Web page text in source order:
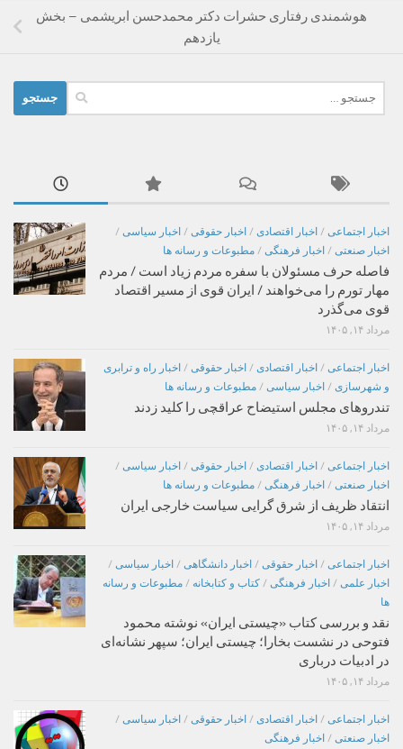
هوشمندی ‌رفتاری حشرات دکتر محمدحسن ابریشمى – بخش
یازدهم
برای:
اخبار اجتماعی / اخبار اقتصادی / اخبار حقوقی / اخبار سیاسی /
اخبار صنعتی / اخبار فرهنگی / مطبوعات و رسانه ها
فاصله حرف مسئولان با سفره مردم زیاد است / مردم
مهار تورم را می‌خواهند / ایران قوی از مسیر اقتصاد
قوی می‌گذرد
مرداد ۱۴, ۱۴۰۵
اخبار اجتماعی / اخبار اقتصادی / اخبار حقوقی / اخبار راه و ترابری
و شهرسازی / اخبار سیاسی / مطبوعات و رسانه ها
تندروهای مجلس استیضاح عراقچی را کلید زدند
مرداد ۱۴, ۱۴۰۵
اخبار اجتماعی / اخبار اقتصادی / اخبار حقوقی / اخبار سیاسی /
اخبار صنعتی / اخبار فرهنگی / مطبوعات و رسانه ها
انتقاد ظریف از شرق گرایی سیاست خارجی ایران
مرداد ۱۴, ۱۴۰۵
اخبار اجتماعی / اخبار حقوقی / اخبار دانشگاهی / اخبار سیاسی /
اخبار علمی / اخبار فرهنگی / کتاب و کتابخانه / مطبوعات و رسانه
ها
نقد و بررسی کتاب «چیستی ایران» نوشته محمود
فتوحی در نشست بخارا؛ چیستی ایران؛ سپهر نشانه‌ای
در ادبیات درباری
مرداد ۱۴, ۱۴۰۵
اخبار اجتماعی / اخبار اقتصادی / اخبار حقوقی / اخبار سیاسی /
اخبار صنعتی / اخبار فرهنگی